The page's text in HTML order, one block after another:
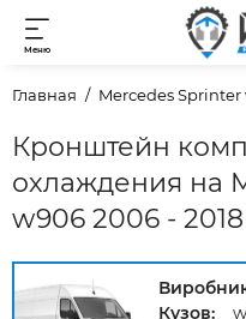
Меню
Главная Mercedes Sprinter
Кронштейн
охлаждения на
w906 2006 - 2018
Кузов: